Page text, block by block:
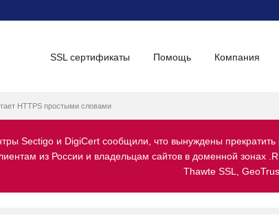
SSL сертификаты Помощь Компания
HTTPS простыми словами
Sectigo и DigiCert сообщили, что вынуждены прекратить
из России и владельцам сайтов в доменной зонах
Thawte SSL,